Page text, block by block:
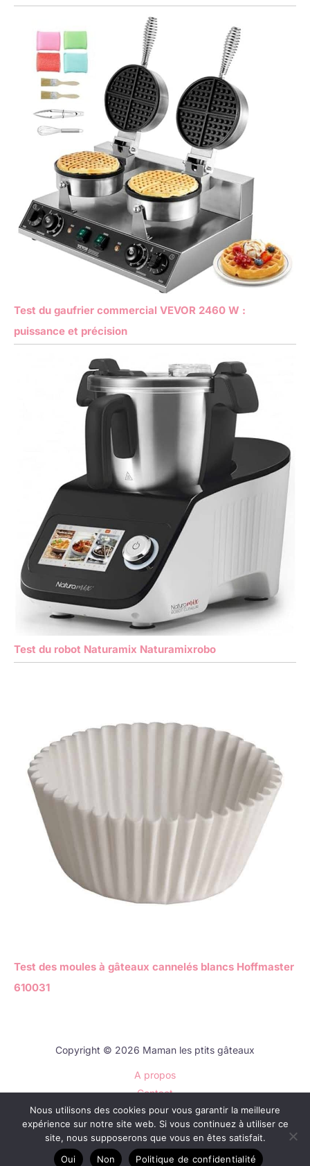
Test du gaufrier commercial VEVOR 2460 W :
puissance et précision
Test du robot Naturamix Naturamixrobo
Test des moules à gâteaux cannelés blancs Hoffmaster
610031
Copyright © 2026 Maman les ptits gâteaux
A propos
Contact
Plan du site
Mentions légales
Politique de confidentialité
Nous utilisons des cookies pour vous garantir la meilleure
expérience sur notre site web. Si vous continuez à utiliser ce
site, nous supposerons que vous en êtes satisfait.
Oui
Non Politique de confidentialité